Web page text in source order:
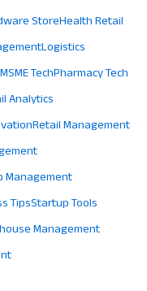
StoreHealth Retail
Logistics
MSME TechPharmacy Tech
Analytics
Retail Management
Management
TipsStartup Tools
Management